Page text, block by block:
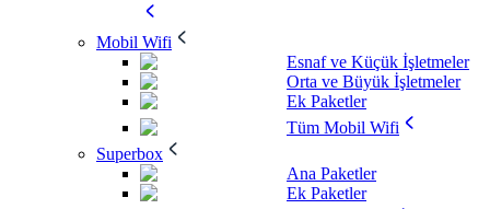
Mobil Wifi
Esnaf ve Küçük İşletmeler
Orta ve Büyük İşletmeler
Ek Paketler
Tüm Mobil Wifi
Superbox
Ana Paketler
Ek Paketler